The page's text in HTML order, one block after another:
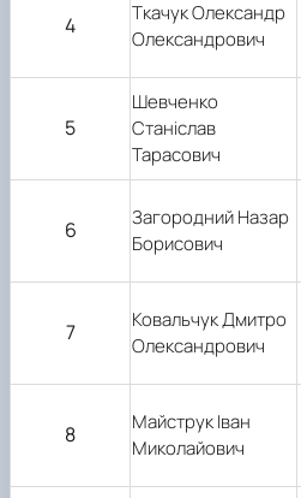
4
Ткачук Олександр
Олександрович
5
Шевченко
Станіслав
Тарасович
6
Загородний Назар
Борисович
7
Ковальчук Дмитро
Олександрович
8
Майструк Іван
Миколайович